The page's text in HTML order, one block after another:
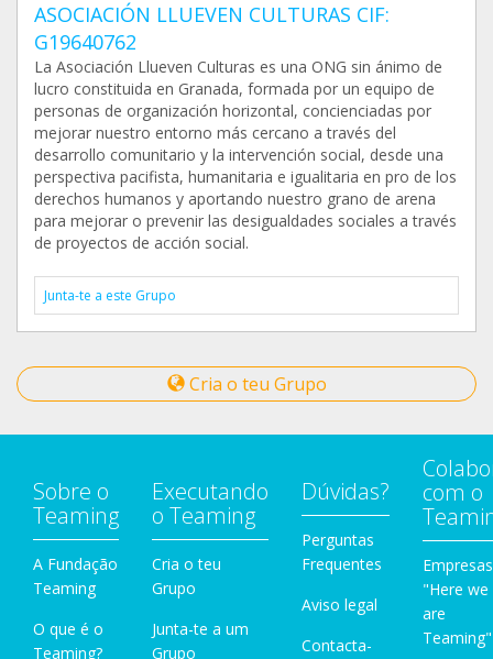
ASOCIACIÓN LLUEVEN CULTURAS CIF:
G19640762
La Asociación Llueven Culturas es una ONG sin ánimo de
lucro constituida en Granada, formada por un equipo de
personas de organización horizontal, concienciadas por
mejorar nuestro entorno más cercano a través del
desarrollo comunitario y la intervención social, desde una
perspectiva pacifista, humanitaria e igualitaria en pro de los
derechos humanos y aportando nuestro grano de arena
para mejorar o prevenir las desigualdades sociales a través
de proyectos de acción social.
Junta-te a este Grupo
Cria o teu Grupo
Sobre o
Teaming
A Fundação
Teaming
O que é o
Teaming?
Executando
o Teaming
Cria o teu
Grupo
Junta-te a um
Grupo
Dúvidas?
Perguntas
Frequentes
Aviso legal
Contacta-
com o
Empresas
"Here we
are
Teaming"